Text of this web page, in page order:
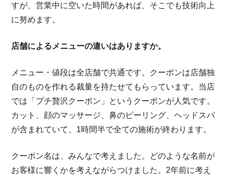
すが、営業中に空いた時間があれば、そこでも技術向上
に努めます。
店舗によるメニューの違いはありますか。
メニュー・値段は全店舗で共通です。クーポンは店舗独
自のものを作れる裁量を持たせてもらっています。当店
では「プチ贅沢クーポン」というクーポンが人気です。
カット、顔のマッサージ、鼻のピーリング、ヘッドスパ
が含まれていて、1時間半で全ての施術が終わります。
クーポン名は、みんなで考えました。どのような名前が
お客様に響くかを考えながらつけました。2年前に考え